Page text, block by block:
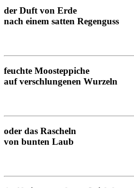
der Duft von Erde
nach einem satten Regenguss
feuchte Moosteppiche
auf verschlungenen Wurzeln
oder das Rascheln
von bunten Laub